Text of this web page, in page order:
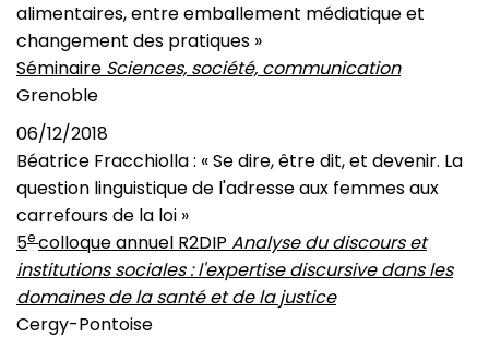
alimentaires, entre emballement médiatique et
changement des pratiques »
Séminaire Sciences, société, communication
Grenoble
06/12/2018
Béatrice Fracchiolla : « Se dire, être dit, et devenir. La
question linguistique de l'adresse aux femmes aux
carrefours de la loi »
5ecolloque annuel R2DIP Analyse du discours et
institutions sociales : l'expertise discursive dans les
domaines de la santé et de la justice
Cergy-Pontoise